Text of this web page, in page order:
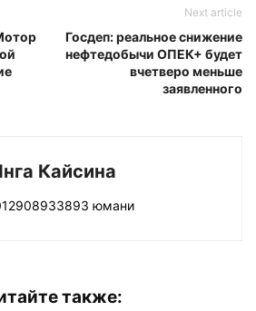
Next article
Госдеп: реальное снижение
нефтедобычи ОПЕК+ будет
вчетверо меньше
заявленного
Кайсина
юмани
также: